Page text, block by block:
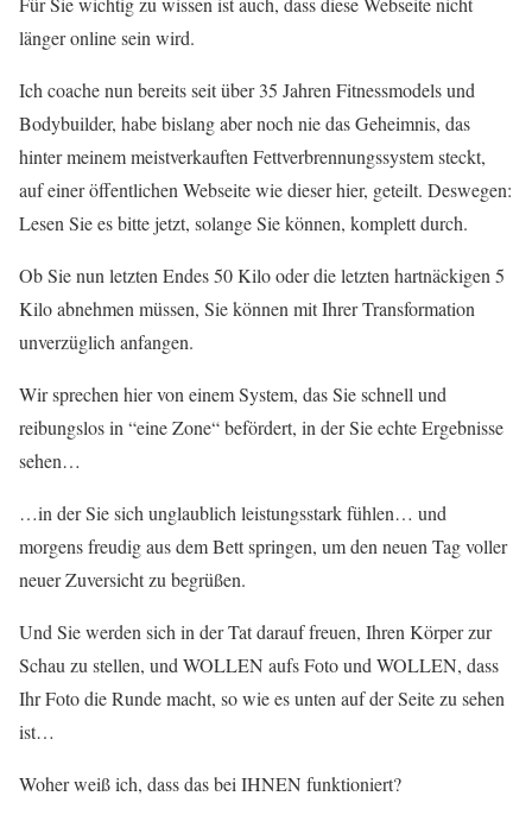
länger online sein wird.
Ich coache nun bereits seit über 35 Jahren Fitnessmodels und
Bodybuilder, habe bislang aber noch nie das Geheimnis, das
hinter meinem meistverkauften Fettverbrennungssystem steckt,
auf einer öffentlichen Webseite wie dieser hier, geteilt. Deswegen:
Lesen Sie es bitte jetzt, solange Sie können, komplett durch.
Ob Sie nun letzten Endes 50 Kilo oder die letzten hartnäckigen 5
Kilo abnehmen müssen, Sie können mit Ihrer Transformation
unverzüglich anfangen.
Wir sprechen hier von einem System, das Sie schnell und
reibungslos in “eine Zone“ befördert, in der Sie echte Ergebnisse
sehen…
…in der Sie sich unglaublich leistungsstark fühlen… und
morgens freudig aus dem Bett springen, um den neuen Tag voller
neuer Zuversicht zu begrüßen.
Und Sie werden sich in der Tat darauf freuen, Ihren Körper zur
Schau zu stellen, und WOLLEN aufs Foto und WOLLEN, dass
Ihr Foto die Runde macht, so wie es unten auf der Seite zu sehen
ist…
Woher weiß ich, dass das bei IHNEN funktioniert?